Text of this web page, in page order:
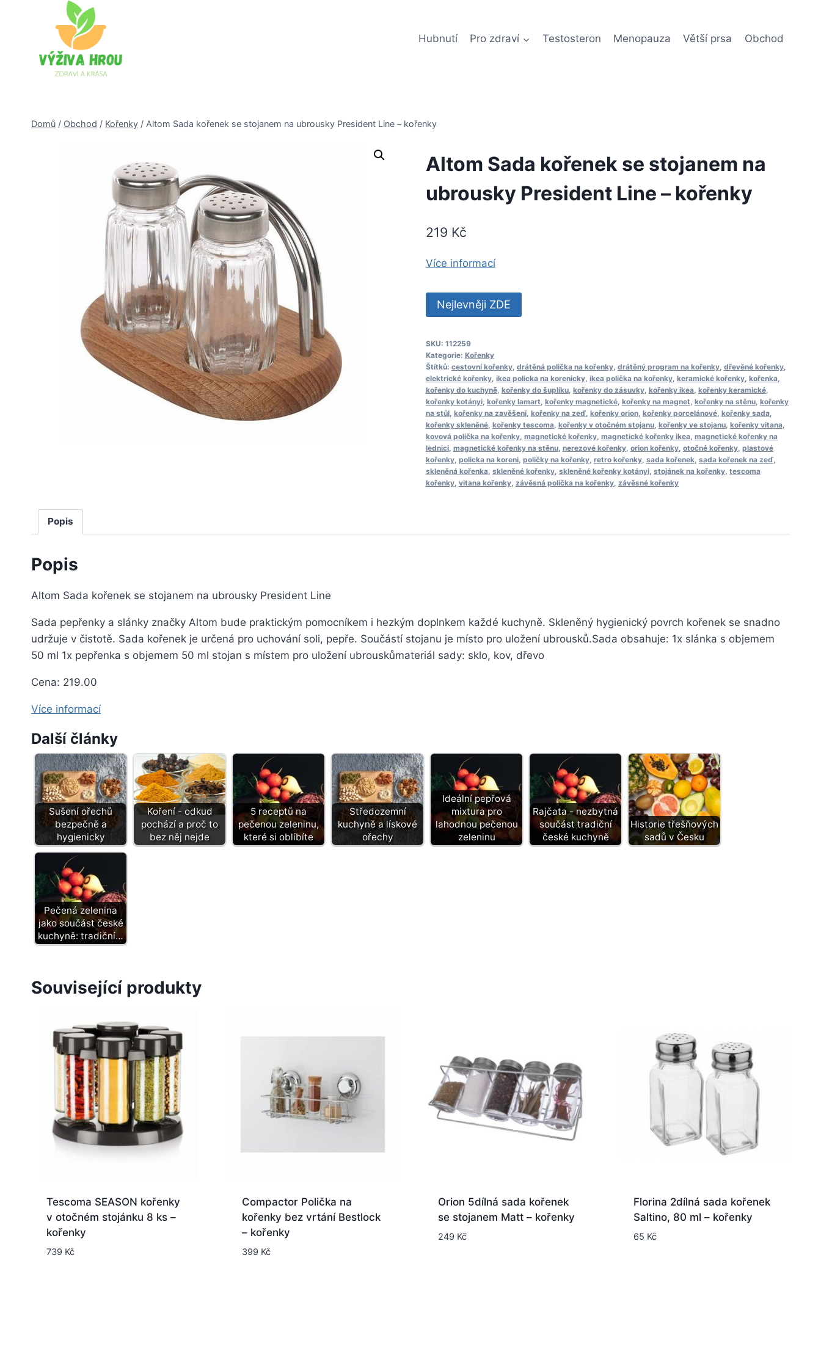
Hubnutí Pro zdraví Testosteron Menopauza Větší prsa Obchod
Domů / Obchod / Kořenky / Altom Sada kořenek se stojanem na ubrousky President Line – kořenky
Altom Sada kořenek se stojanem na
ubrousky President Line – kořenky
219 Kč
Více informací
Nejlevněji ZDE
SKU: 112259
Kategorie: Kořenky
Štítků: cestovní kořenky, drátěná polička na kořenky, drátěný program na kořenky, dřevěné kořenky,
elektrické kořenky, ikea policka na korenicky, ikea polička na kořenky, keramické kořenky, kořenka,
kořenky do kuchyně, kořenky do šuplíku, kořenky do zásuvky, kořenky ikea, kořenky keramické,
kořenky kotányi, kořenky lamart kořenky magnetické, kořenky na magnet kořenky na stěnu, kořenky
na stůl, kořenky na zavěšení, kořenky na zeď, kořenky orion, kořenky porcelánové, kořenky sada,
kořenky skleněné, kořenky tescoma, kořenky v otočném stojanu, kořenky ve stojanu, kořenky vitana,
kovová polička na kořenky, magnetické kořenky, magnetické kořenky ikea, magnetické kořenky na
lednici, magnetické kořenky na stěnu, nerezové kořenky, orion kořenky, otočné kořenky, plastové
kořenky, policka na koreni, poličky na kořenky, retro kořenky, sada kořenek, sada kořenek na zeď,
skleněná kořenka, skleněné kořenky, skleněné kořenky kotányi, stojánek na kořenky, tescoma
kořenky, vitana kořenky, závěsná polička na kořenky, závěsné kořenky
Popis
Popis
Altom Sada kořenek se stojanem na ubrousky President Line
Sada pepřenky a slánky značky Altom bude praktickým pomocníkem i hezkým doplnkem každé kuchyně. Skleněný hygienický povrch kořenek se snadno
udržuje v čistotě. Sada kořenek je určená pro uchování soli, pepře. Součástí stojanu je místo pro uložení ubrousků.Sada obsahuje: 1x slánka s objemem
50 ml 1x pepřenka s objemem 50 ml stojan s místem pro uložení ubrouskůmateriál sady: sklo, kov, dřevo
Cena: 219.00
Více informací
Další články
Sušení ořechů
bezpečně a
hygienicky
Koření - odkud
pochází a proč to
bez něj nejde
5 receptů na
pečenou zeleninu,
které si oblíbíte
Středozemní
kuchyně a lískové
ořechy
Ideální pepřová
mixtura pro
lahodnou pečenou
zeleninu
Rajčata - nezbytná
součást tradiční
české kuchyně
Historie třešňových
sadů v Česku
Pečená zelenina
jako součást české
kuchyně: tradiční…
Související produkty
Tescoma SEASON kořenky
v otočném stojánku 8 ks –
kořenky
739 Kč
Compactor Polička na
kořenky bez vrtání Bestlock
– kořenky
399 Kč
Orion 5dílná sada kořenek
se stojanem Matt – kořenky
249 Kč
Florina 2dílná sada kořenek
Saltino, 80 ml – kořenky
65 Kč